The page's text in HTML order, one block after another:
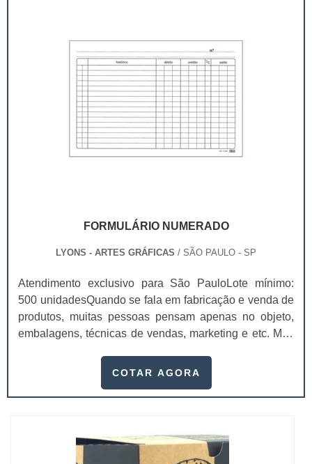
FORMULÁRIO NUMERADO
LYONS - ARTES GRÁFICAS / SÃO PAULO - SP
Atendimento exclusivo para São PauloLote mínimo:
500 unidadesQuando se fala em fabricação e venda de
produtos, muitas pessoas pensam apenas no objeto,
embalagens, técnicas de vendas, marketing e etc. Mas
e logística adequada, esses esforços podem não valer
um papel de destaque muito abrangente, pois este item,
COTAR AGORA